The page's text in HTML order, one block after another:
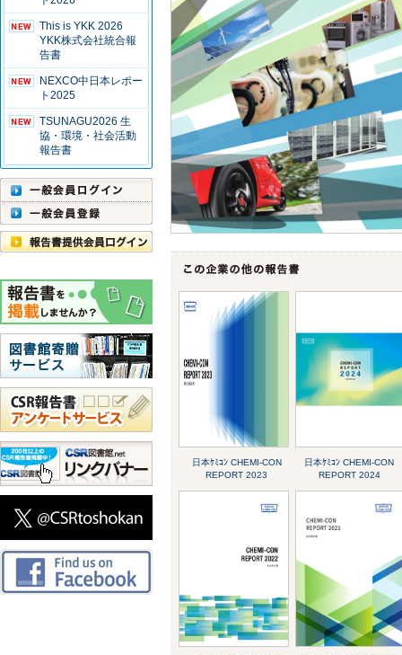
This is YKK 2026
YKK株式会社統合報
告書
NEXCO中日本レポー
ト2025
TSUNAGU2026 生
協・環境・社会活動
報告書
日本ｹﾐｺﾝ CHEMI-CON
REPORT 2023
日本ｹﾐｺﾝ CHEMI-CON
REPORT 2024